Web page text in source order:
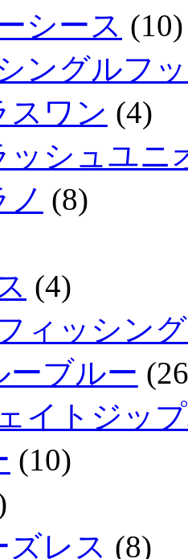
シース (10)
ングルフ
スワン (4)
ッシュユニ
ノ (8)
(4)
ィッシン
ーブルー
イトジッ
(10)
ズレス (8)